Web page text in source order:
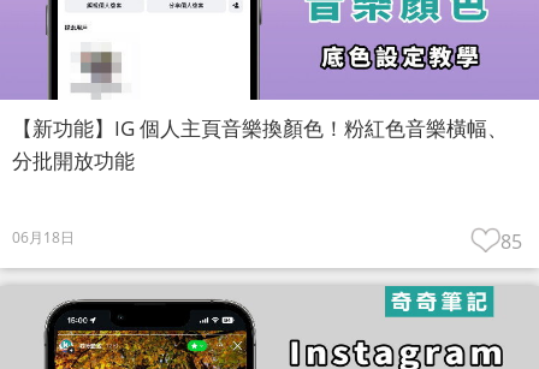
【新功能】IG 個人主頁音樂換顏色！粉紅色音樂橫幅、
分批開放功能
06月18日 85